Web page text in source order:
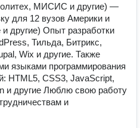
МИСИС и другие) —
для 12 вузов Америки и
другие) Опыт разработки
Тильда, Битрикс,
Wix и другие. Также
языками программирования
HTML5, CSS3, JavaScript,
и другие Люблю свою работу
и